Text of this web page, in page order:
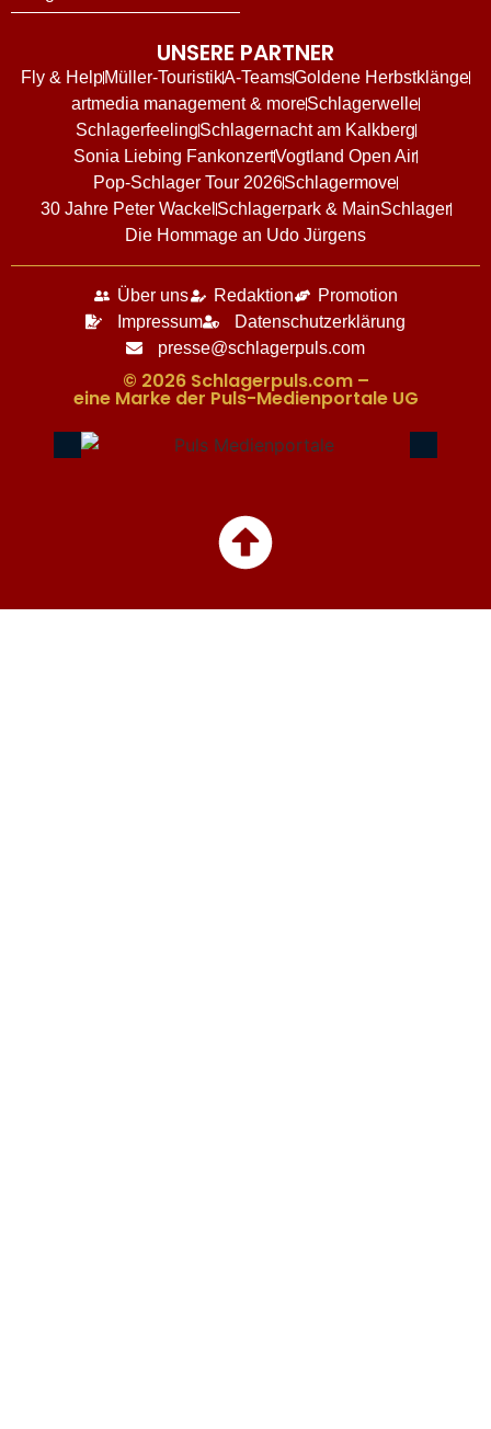
UNSERE PARTNER
Fly & HelpMüller-TouristikA-TeamsGoldene Herbstklänge
artmedia management & moreSchlagerwelle
SchlagerfeelingSchlagernacht am Kalkberg
Sonia Liebing FankonzertVogtland Open Air
Pop-Schlager Tour 2026Schlagermove
30 Jahre Peter Wackel Schlagerpark & MainSchlager
Die Hommage an Udo Jürgens
Über uns Redaktion
Promotion
Impressum
Datenschutzerklärung
presse@schlagerpuls.com
© 2026 Schlagerpuls.com –
eine Marke der Puls-Medienportale UG​